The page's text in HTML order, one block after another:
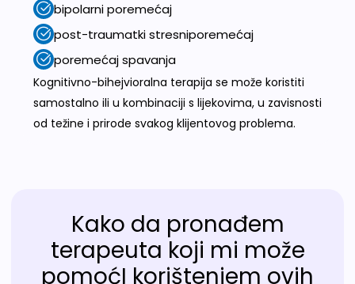
bipolarni poremećaj
post-traumatki stresniporemećaj
poremećaj spavanja
Kognitivno-bihejvioralna terapija se može koristiti
samostalno ili u kombinaciji s lijekovima, u zavisnosti
od težine i prirode svakog klijentovog problema.
Kako da pronađem
terapeuta koji mi može
pomoćI korištenjem ovih